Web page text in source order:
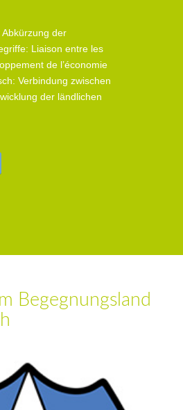
Abkürzung der
Liaison entre les
de l’économie
Verbindung zwischen
der ländlichen
Begegnungsland